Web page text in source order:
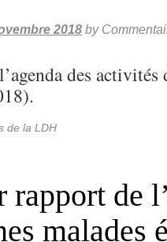
2018 by
des
de la LDH
rapport de
malades